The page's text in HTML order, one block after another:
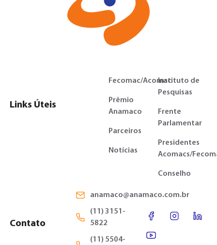
Links Úteis
Fecomac/Acomac
Prêmio
Anamaco
Parceiros
Notícias
Instituto de
Pesquisas
Frente
Parlamentar
Presidentes
Acomacs/
Conselho
Contato
anamaco@anamaco.com.br
(11) 3151-
5822
(11) 5504-